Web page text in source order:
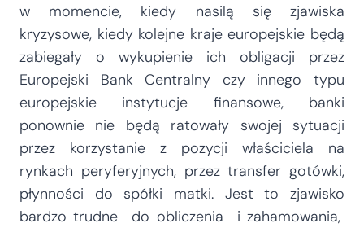
w momencie, kiedy nasilą się zjawiska
kryzysowe, kiedy kolejne kraje europejskie będą
zabiegały o wykupienie ich obligacji przez
Europejski Bank Centralny czy innego typu
europejskie instytucje finansowe, banki
ponownie nie będą ratowały swojej sytuacji
przez korzystanie z pozycji właściciela na
rynkach peryferyjnych, przez transfer gotówki,
płynności do spółki matki. Jest to zjawisko
bardzo trudne do obliczenia i zahamowania,